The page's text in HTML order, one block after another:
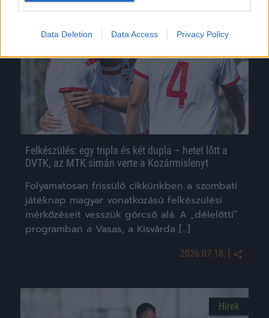
Data Deletion Data Access Privacy Policy
Felkészülés: egy tripla és két dupla – hetet lőtt a
DVTK, az MTK simán verte a Kozármislenyt
Folyamatosan frissülő cikkünkben a szombati
játéknap magyar vonatkozású felkészülési
mérkőzéseit vesszük górcső alá. A „délelőtti”
programban a Vasas, a Kisvárda […]
2026.07.18. |
Hírek